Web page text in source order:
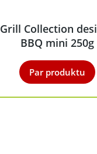
Grill Collection
BBQ mini 250g
Par produktu